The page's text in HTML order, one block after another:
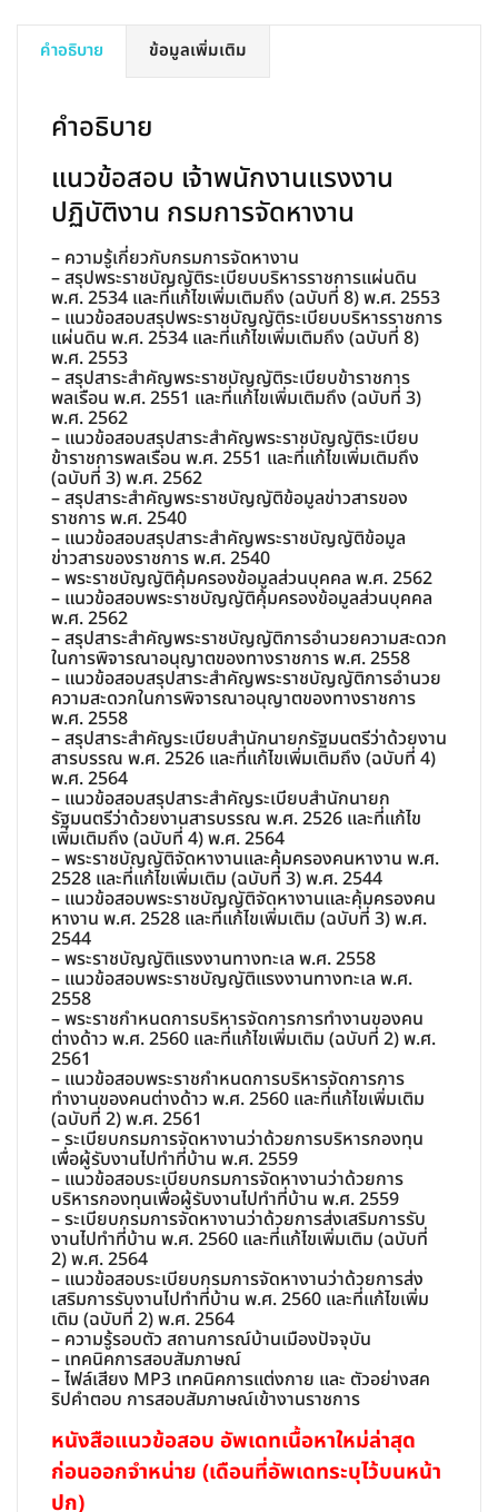
งาน
จัดหา
คำอธิบาย ข้อมูลเพิ่มเติม
คำอธิบาย
แนวข้อสอบ เจ้าพนักงานแรงงาน
ปฏิบัติงาน กรมการจัดหางาน
– ความรู้เกี่ยวกับกรมการจัดหางาน
– สรุปพระราชบัญญัติระเบียบบริหารราชการแผ่นดิน
พ.ศ. 2534 และที่แก้ไขเพิ่มเติมถึง (ฉบับที่ 8) พ.ศ. 2553
– แนวข้อสอบสรุปพระราชบัญญัติระเบียบบริหารราชการ
แผ่นดิน พ.ศ. 2534 และที่แก้ไขเพิ่มเติมถึง (ฉบับที่ 8)
พ.ศ. 2553
– สรุปสาระสำคัญพระราชบัญญัติระเบียบข้าราชการ
พลเรือน พ.ศ. 2551 และที่แก้ไขเพิ่มเติมถึง (ฉบับที่ 3)
พ.ศ. 2562
– แนวข้อสอบสรุปสาระสำคัญพระราชบัญญัติระเบียบ
ข้าราชการพลเรือน พ.ศ. 2551 และที่แก้ไขเพิ่มเติมถึง
(ฉบับที่ 3) พ.ศ. 2562
– สรุปสาระสำคัญพระราชบัญญัติข้อมูลข่าวสารของ
ราชการ พ.ศ. 2540
– แนวข้อสอบสรุปสาระสำคัญพระราชบัญญัติข้อมูล
ข่าวสารของราชการ พ.ศ. 2540
– พระราชบัญญัติคุ้มครองข้อมูลส่วนบุคคล พ.ศ. 2562
– แนวข้อสอบพระราชบัญญัติคุ้มครองข้อมูลส่วนบุคคล
พ.ศ. 2562
– สรุปสาระสำคัญพระราชบัญญัติการอำนวยความสะดวก
ในการพิจารณาอนุญาตของทางราชการ พ.ศ. 2558
– แนวข้อสอบสรุปสาระสำคัญพระราชบัญญัติการอำนวย
ความสะดวกในการพิจารณาอนุญาตของทางราชการ
พ.ศ. 2558
– สรุปสาระสำคัญระเบียบสำนักนายกรัฐมนตรีว่าด้วยงาน
สารบรรณ พ.ศ. 2526 และที่แก้ไขเพิ่มเติมถึง (ฉบับที่ 4)
พ.ศ. 2564
– แนวข้อสอบสรุปสาระสำคัญระเบียบสำนักนายก
รัฐมนตรีว่าด้วยงานสารบรรณ พ.ศ. 2526 และที่แก้ไข
เพิ่มเติมถึง (ฉบับที่ 4) พ.ศ. 2564
– พระราชบัญญัติจัดหางานและคุ้มครองคนหางาน พ.ศ.
2528 และที่แก้ไขเพิ่มเติม (ฉบับที่ 3) พ.ศ. 2544
– แนวข้อสอบพระราชบัญญัติจัดหางานและคุ้มครองคน
หางาน พ.ศ. 2528 และที่แก้ไขเพิ่มเติม (ฉบับที่ 3) พ.ศ.
2544
– พระราชบัญญัติแรงงานทางทะเล พ.ศ. 2558
– แนวข้อสอบพระราชบัญญัติแรงงานทางทะเล พ.ศ.
2558
– พระราชกำหนดการบริหารจัดการการทำงานของคน
ต่างด้าว พ.ศ. 2560 และที่แก้ไขเพิ่มเติม (ฉบับที่ 2) พ.ศ.
2561
– แนวข้อสอบพระราชกำหนดการบริหารจัดการการ
ทำงานของคนต่างด้าว พ.ศ. 2560 และที่แก้ไขเพิ่มเติม
(ฉบับที่ 2) พ.ศ. 2561
– ระเบียบกรมการจัดหางานว่าด้วยการบริหารกองทุน
เพื่อผู้รับงานไปทำที่บ้าน พ.ศ. 2559
– แนวข้อสอบระเบียบกรมการจัดหางานว่าด้วยการ
บริหารกองทุนเพื่อผู้รับงานไปทำที่บ้าน พ.ศ. 2559
– ระเบียบกรมการจัดหางานว่าด้วยการส่งเสริมการรับ
งานไปทำที่บ้าน พ.ศ. 2560 และที่แก้ไขเพิ่มเติม (ฉบับที่
2) พ.ศ. 2564
– แนวข้อสอบระเบียบกรมการจัดหางานว่าด้วยการส่ง
เสริมการรับงานไปทำที่บ้าน พ.ศ. 2560 และที่แก้ไขเพิ่ม
เติม (ฉบับที่ 2) พ.ศ. 2564
– ความรู้รอบตัว สถานการณ์บ้านเมืองปัจจุบัน
– เทคนิคการสอบสัมภาษณ์
– ไฟล์เสียง MP3 เทคนิคการแต่งกาย และ ตัวอย่างสค
ริปคำตอบ การสอบสัมภาษณ์เข้างานราชการ
หนังสือแนวข้อสอบ อัพเดทเนื้อหาใหม่ล่าสุด
ก่อนออกจำหน่าย (เดือนที่อัพเดทระบุไว้บนหน้า
ปก)